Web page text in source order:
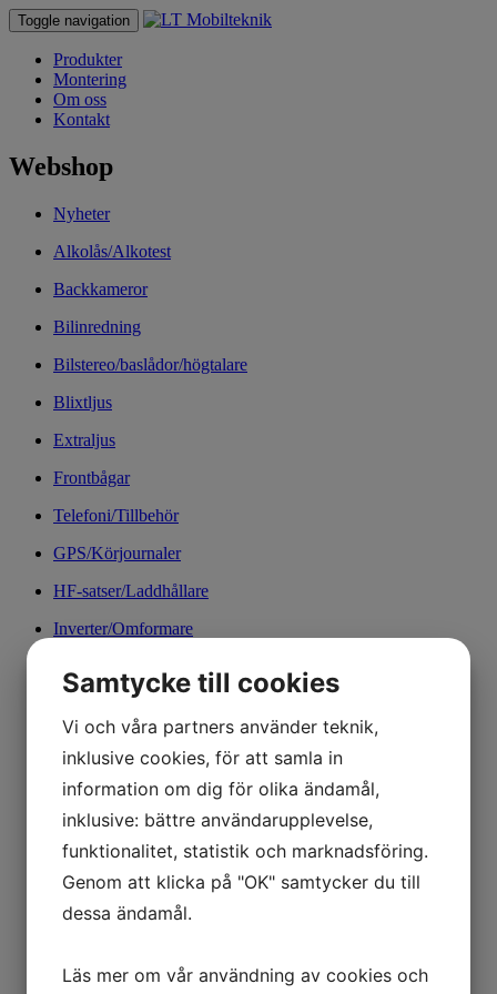
Toggle navigation
Produkter
Montering
Om oss
Kontakt
Webshop
Nyheter
Alkolås/Alkotest
Backkameror
Bilinredning
Bilstereo/baslådor/högtalare
Blixtljus
Extraljus
Frontbågar
Telefoni/Tillbehör
GPS/Körjournaler
HF-satser/Laddhållare
Inverter/Omformare
Mikro/Kaffekokare
Mobildata
Rotorljus/Ljusramper
TV/DVD
Antenner
Arbetsljus
Samtycke till cookies
Vi och våra partners använder teknik,
inklusive cookies, för att samla in
information om dig för olika ändamål,
inklusive: bättre användarupplevelse,
funktionalitet, statistik och marknadsföring.
Genom att klicka på "OK" samtycker du till
dessa ändamål.
Läs mer om vår användning av cookies och